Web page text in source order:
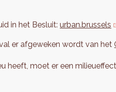
in het Besluit:urban.brussels
er afgeweken wordt van het
heeft, moet er een